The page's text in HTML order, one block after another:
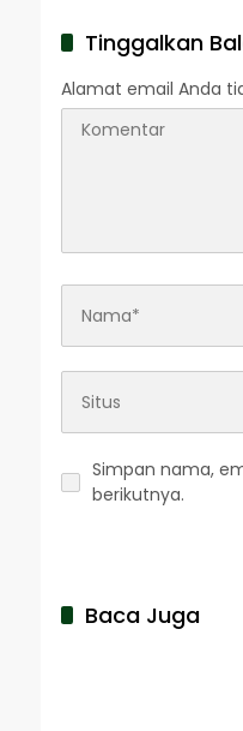
Tinggalkan
Alamat email Anda
Simpan nama,
berikutnya.
Baca Juga